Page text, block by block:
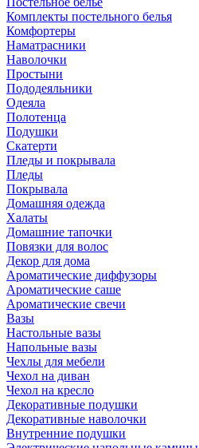
Комплекты постельного белья
Комфортеры
Наматрасники
Наволочки
Простыни
Пододеяльники
Одеяла
Полотенца
Подушки
Скатерти
Пледы и покрывала
Пледы
Покрывала
Домашняя одежда
Халаты
Домашние тапочки
Повязки для волос
Декор для дома
Ароматические диффузоры
Ароматические саше
Ароматические свечи
Вазы
Настольные вазы
Напольные вазы
Чехлы для мебели
Чехол на диван
Чехол на кресло
Декоративные подушки
Декоративные наволочки
Внутренние подушки